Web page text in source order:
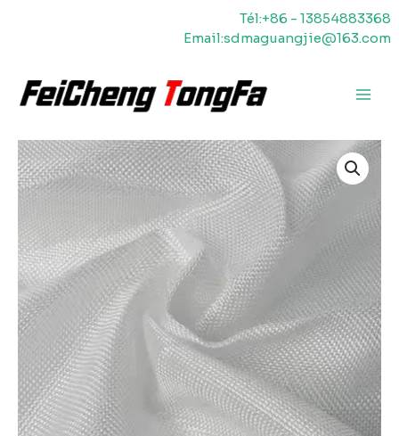
Tél:+86 - 13854883368
Email:sdmaguangjie@163.com